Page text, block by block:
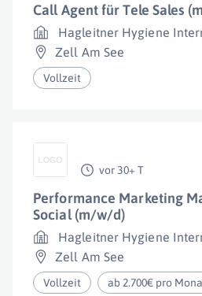
Call Agent für Tele Sales
Hagleitner Hygiene
Zell Am See
Vollzeit
vor 30+ T
Performance Marketing
Social (m/w/d)
Hagleitner Hygiene
Zell Am See
Vollzeit ab 2.700€ pro